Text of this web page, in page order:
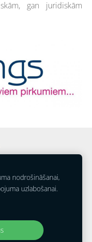
gan juridiskām
nodrošināšanai,
uzlabošanai.